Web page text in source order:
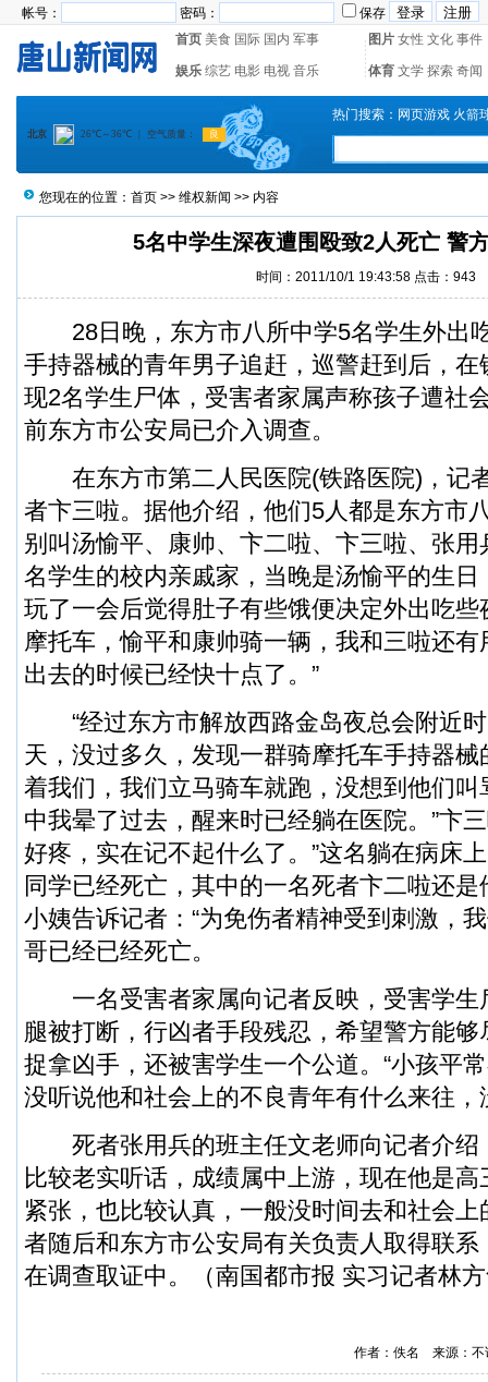
帐号： 密码：
保存
首页 美食 国际 国内 军事 图片 女性 文化 事件
娱乐 综艺 电影 电视 音乐 体育 文学 探索 奇闻
热门搜索： 网页游戏 火箭
您现在的位置： 首页 >> 维权新闻 >> 内容
5名中学生深夜遭围殴致2人死亡 警
时间：2011/10/1 19:43:58 点击： 943
28日晚，东方市八所中学5名学生外出
手持器械的青年男子追赶，巡警赶到后，
现2名学生尸体，受害者家属声称孩子遭社
前东方市公安局已介入调查。
在东方市第二人民医院(铁路医院)，记
者卞三啦。据他介绍，他们5人都是东方市
别叫汤愉平、康帅、卞二啦、卞三啦、张
名学生的校内亲戚家，当晚是汤愉平的生
玩了一会后觉得肚子有些饿便决定外出吃些
摩托车，愉平和康帅骑一辆，我和三啦还
出去的时候已经快十点了。”
“经过东方市解放西路金岛夜总会附近时
天，没过多久，发现一群骑摩托车手持器
着我们，我们立马骑车就跑，没想到他们
中我晕了过去，醒来时已经躺在医院。”卞
好疼，实在记不起什么了。”这名躺在病床
同学已经死亡，其中的一名死者卞二啦还
小姨告诉记者：“为免伤者精神受到刺激，
哥已经已经死亡。
一名受害者家属向记者反映，受害学生
腿被打断，行凶者手段残忍，希望警方能
捉拿凶手，还被害学生一个公道。“小孩平
没听说他和社会上的不良青年有什么来往，
死者张用兵的班主任文老师向记者介绍
比较老实听话，成绩属中上游，现在他是
紧张，也比较认真，一般没时间去和社会
者随后和东方市公安局有关负责人取得联
在调查取证中。（南国都市报 实习记者林
作者：佚名 来源：